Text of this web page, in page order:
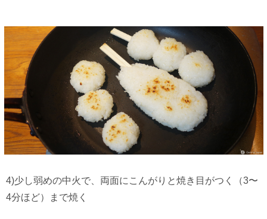
4)少し弱めの中火で、両面にこんがりと焼き目がつく（3〜
4分ほど）まで焼く